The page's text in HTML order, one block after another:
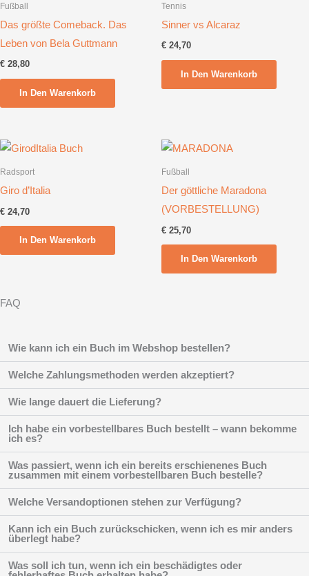
Fußball
Das größte Comeback. Das
Leben von Bela Guttmann
€ 28,80
In Den Warenkorb
Tennis
Sinner vs Alcaraz
€ 24,70
In Den Warenkorb
Radsport
Giro d’Italia
€ 24,70
In Den Warenkorb
Fußball
Der göttliche Maradona
(VORBESTELLUNG)
€ 25,70
In Den Warenkorb
FAQ
Wie kann ich ein Buch im Webshop bestellen?
Welche Zahlungsmethoden werden akzeptiert?
Wie lange dauert die Lieferung?
Ich habe ein vorbestellbares Buch bestellt – wann bekomme
ich es?
Was passiert, wenn ich ein bereits erschienenes Buch
zusammen mit einem vorbestellbaren Buch bestelle?
Welche Versandoptionen stehen zur Verfügung?
Kann ich ein Buch zurückschicken, wenn ich es mir anders
überlegt habe?
Was soll ich tun, wenn ich ein beschädigtes oder